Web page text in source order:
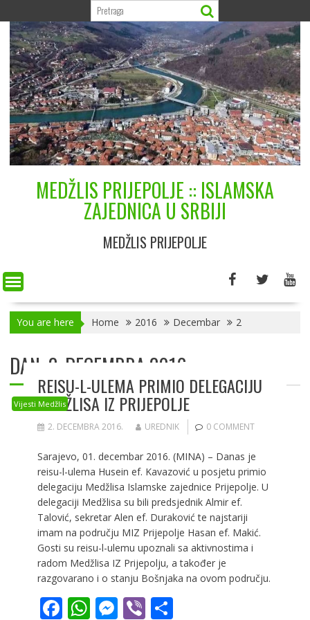
to
content
MEDŽLIS PRIJEPOLJE :: ISLAMSKA
ZAJEDNICA U SRBIJI
MEDŽLIS PRIJEPOLJE
You are here Home 2016 Decembar 2
DAN: 2. DECEMBRA 2016.
Vijesti Medžlis
REISU-L-ULEMA PRIMIO DELEGACIJU
MEDŽLISA IZ PRIJEPOLJE
2. DECEMBRA 2016. UREDNIK 0 COMMENT
Sarajevo, 01. decembar 2016. (MINA) – Danas je
reisu-l-ulema Husein ef. Kavazović u posjetu primio
delegaciju Medžlisa Islamske zajednice Prijepolje. U
delegaciji Medžlisa su bili predsjednik Almir ef.
Talović, sekretar Alen ef. Duraković te najstariji
imam na području MIZ Prijepolje Hasan ef. Makić.
Gosti su reisu-l-ulemu upoznali sa aktivnostima i
radom Medžlisa IZ Prijepolju, a također je
razgovarano i o stanju Bošnjaka na ovom području.
F W M Vi S